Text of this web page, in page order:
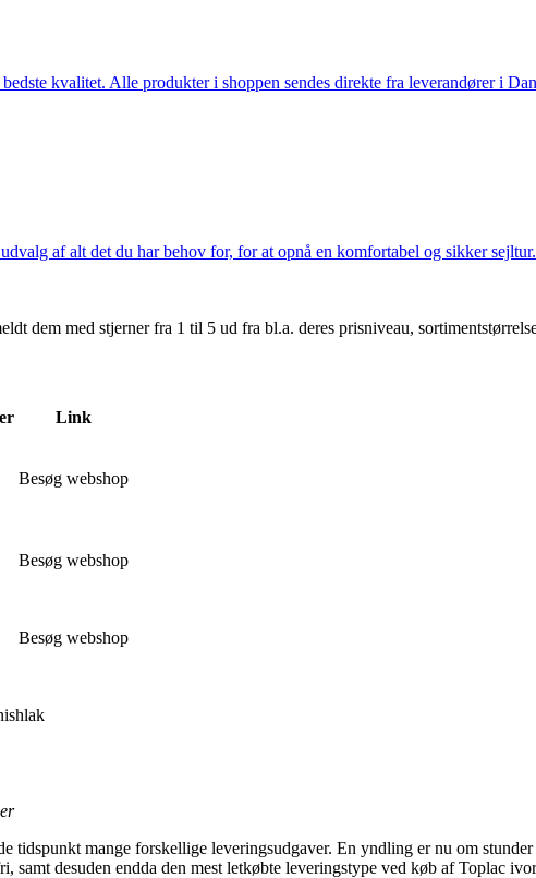
kvalitet. Alle produkter i shoppen sendes direkte fra leverandører i
af alt det du har behov for, for at opnå en komfortabel og sikker
dem med stjerner fra 1 til 5 ud fra bl.a. deres prisniveau,
Link
Besøg webshop
Besøg webshop
Besøg webshop
mange forskellige leveringsudgaver. En yndling er nu om
samt desuden endda den mest letkøbte leveringstype ved køb af Toplac